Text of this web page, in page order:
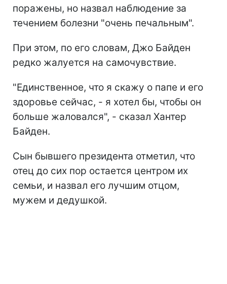
поражены, но назвал наблюдение за
течением болезни "очень печальным".
При этом, по его словам, Джо Байден
редко жалуется на самочувствие.
"Единственное, что я скажу о папе и его
здоровье сейчас, - я хотел бы, чтобы он
больше жаловался", - сказал Хантер
Байден.
Сын бывшего президента отметил, что
отец до сих пор остается центром их
семьи, и назвал его лучшим отцом,
мужем и дедушкой.